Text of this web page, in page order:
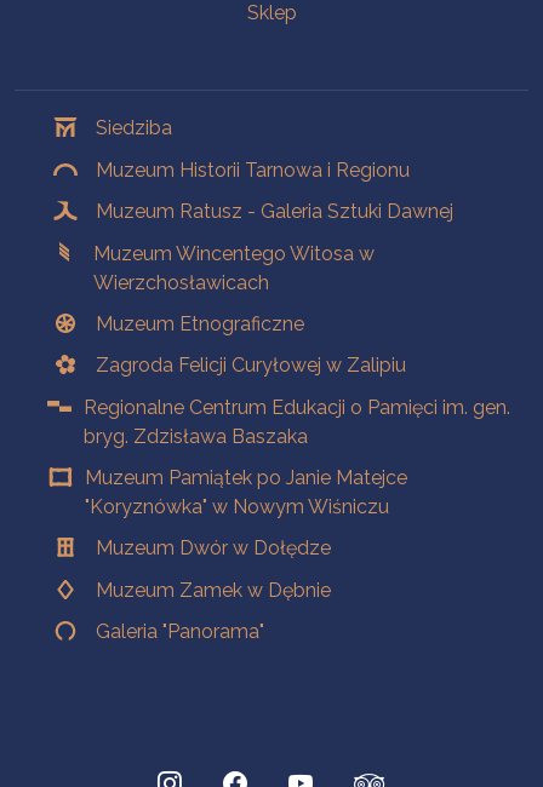
Sklep
Siedziba
Muzeum Historii Tarnowa i Regionu
Muzeum Ratusz - Galeria Sztuki Dawnej
Muzeum Wincentego Witosa w
Wierzchosławicach
Muzeum Etnograficzne
Zagroda Felicji Curyłowej w Zalipiu
Regionalne Centrum Edukacji o Pamięci im. gen.
bryg. Zdzisława Baszaka
Muzeum Pamiątek po Janie Matejce
"Koryznówka" w Nowym Wiśniczu
Muzeum Dwór w Dołędze
Muzeum Zamek w Dębnie
Galeria "Panorama"